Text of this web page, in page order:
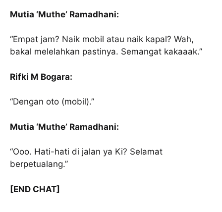
Mutia ‘Muthe’ Ramadhani:
“Empat jam? Naik mobil atau naik kapal? Wah,
bakal melelahkan pastinya. Semangat kakaaak.”
Rifki M Bogara:
“Dengan oto (mobil).”
Mutia ‘Muthe’ Ramadhani:
“Ooo. Hati-hati di jalan ya Ki? Selamat
berpetualang.”
[END CHAT]